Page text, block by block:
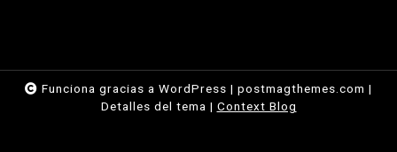
Funciona gracias a WordPress | postmagthemes.com |
Detalles del tema | Context Blog